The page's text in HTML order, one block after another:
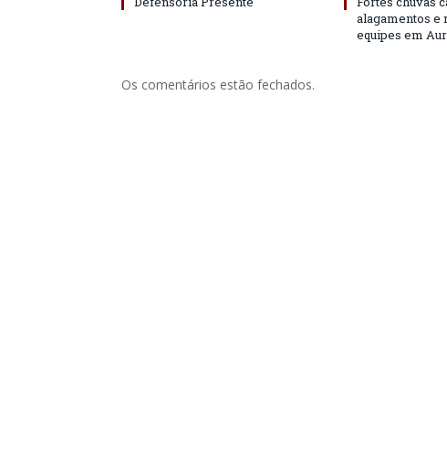
alagamentos e
equipes em
Os comentários estão fechados.